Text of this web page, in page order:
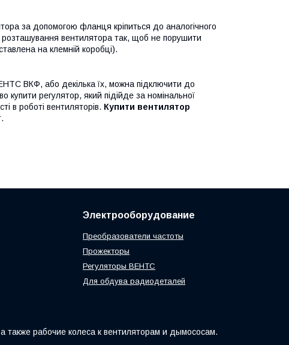
за допомогою фланця кріпиться до аналогічного
вентилятора так, щоб не порушити
на клемній коробці).
ВКФ, або декілька їх, можна підключити до
регулятор, який підійде за номінальної
в роботі вентиляторів. Купити вентилятор
Электрооборудование
Преобразователи частоты
Прожекторы
Регуляторы ВЕНТС
Для обдува радиодеталей
рабочие колеса к вентиляторам и дымососам.